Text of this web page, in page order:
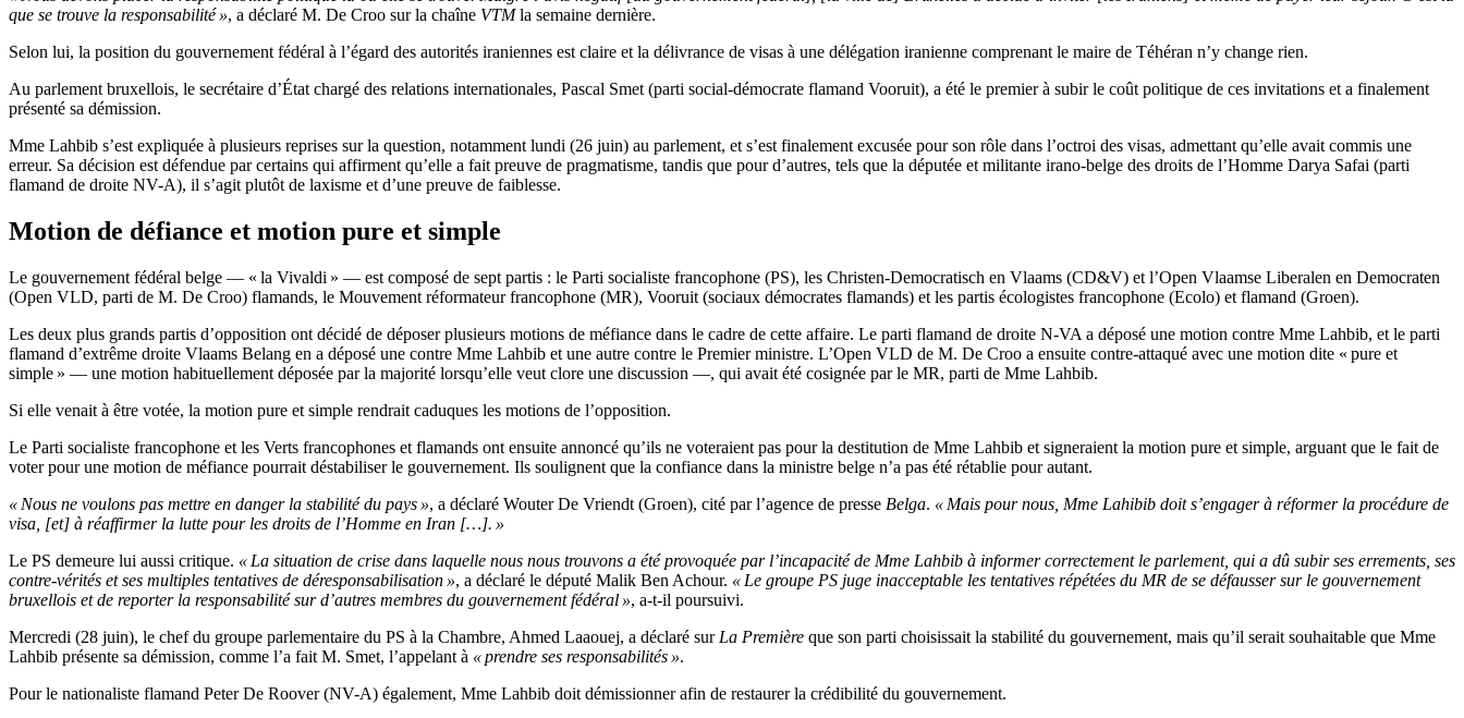
que se trouve la responsabilité », a déclaré M. De Croo sur la chaîne VTMla semaine dernière.
Selon lui, la position du gouvernement fédéral à l’égard des autorités iraniennes est claire et la délivrance de visas à une délégation iranienne comprenant le maire de Téhéran n’y change rien.
Au parlement bruxellois, le secrétaire d’État chargé des relations internationales, Pascal Smet (parti social-démocrate flamand Vooruit), a été le premier à subir le coût politique de ces invitations et a finalement
présenté sa démission.
Mme Lahbib s’est expliquée à plusieurs reprises sur la question, notamment lundi (26 juin) au parlement, et s’est finalement excusée pour son rôle dans l’octroi des visas, admettant qu’elle avait commis une
erreur. Sa décision est défendue par certains qui affirment qu’elle a fait preuve de pragmatisme, tandis que pour d’autres, tels que la députée et militante irano-belge des droits de l’Homme Darya Safai (parti
flamand de droite NV-A), il s’agit plutôt de laxisme et d’une preuve de faiblesse.
Motion de défiance et motion pure et simple
Le gouvernement fédéral belge — « la Vivaldi » — est composé de sept partis : le Parti socialiste francophone (PS), les Christen-Democratisch en Vlaams (CD&V) et l’Open Vlaamse Liberalen en Democraten
(Open VLD, parti de M. De Croo) flamands, le Mouvement réformateur francophone (MR), Vooruit (sociaux démocrates flamands) et les partis écologistes francophone (Ecolo) et flamand (Groen).
Les deux plus grands partis d’opposition ont décidé de déposer plusieurs motions de méfiance dans le cadre de cette affaire. Le parti flamand de droite N-VA a déposé une motion contre Mme Lahbib, et le parti
flamand d’extrême droite Vlaams Belang en a déposé une contre Mme Lahbib et une autre contre le Premier ministre. L’Open VLD de M. De Croo a ensuite contre-attaqué avec une motion dite « pure et
simple » — une motion habituellement déposée par la majorité lorsqu’elle veut clore une discussion —, qui avait été cosignée par le MR, parti de Mme Lahbib.
Si elle venait à être votée, la motion pure et simple rendrait caduques les motions de l’opposition.
Le Parti socialiste francophone et les Verts francophones et flamands ont ensuite annoncé qu’ils ne voteraient pas pour la destitution de Mme Lahbib et signeraient la motion pure et simple, arguant que le fait de
voter pour une motion de méfiance pourrait déstabiliser le gouvernement. Ils soulignent que la confiance dans la ministre belge n’a pas été rétablie pour autant.
« Nous ne voulons pas mettre en danger la stabilité du pays », a déclaré Wouter De Vriendt (Groen), cité par l’agence de presse Belga. « Mais pour nous, Mme Lahibib doit s’engager à réformer la procédure de
visa, [et] à réaffirmer la lutte pour les droits de l’Homme en Iran […]. »
Le PS demeure lui aussi critique. « La situation de crise dans laquelle nous nous trouvons a été provoquée par l’incapacité de Mme Lahbib à informer correctement le parlement, qui a dû subir ses errements, ses
contre-vérités et ses multiples tentatives de déresponsabilisation », a déclaré le député Malik Ben Achour. « Le groupe PS juge inacceptable les tentatives répétées du MR de se défausser sur le gouvernement
bruxellois et de reporter la responsabilité sur d’autres membres du gouvernement fédéral », a-t-il poursuivi.
Mercredi (28 juin), le chef du groupe parlementaire du PS à la Chambre, Ahmed Laaouej, a déclaré sur La Première que son parti choisissait la stabilité du gouvernement, mais qu’il serait souhaitable que Mme
Lahbib présente sa démission, comme l’a fait M. Smet, l’appelant à « prendre ses responsabilités ».
Pour le nationaliste flamand Peter De Roover (NV-A) également, Mme Lahbib doit démissionner afin de restaurer la crédibilité du gouvernement.